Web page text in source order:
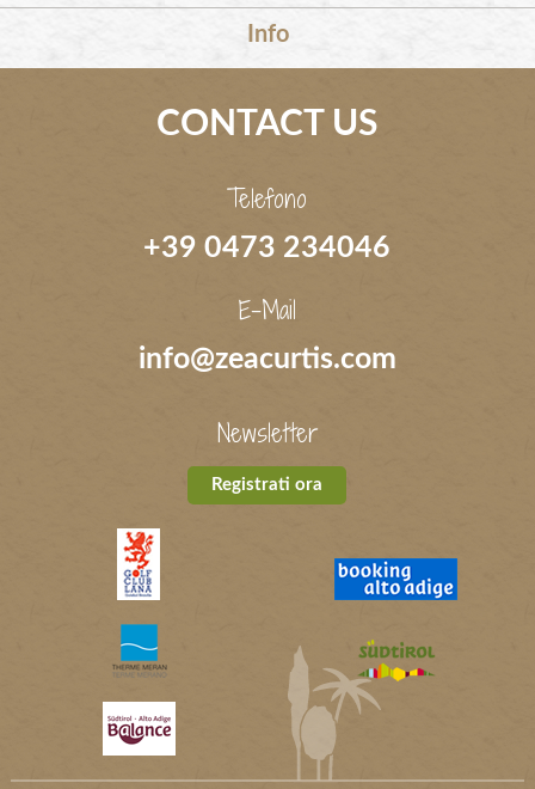
Info
CONTACT US
Telefono
+39 0473 234046
E-Mail
info@zeacurtis.com
Newsletter
Registrati ora